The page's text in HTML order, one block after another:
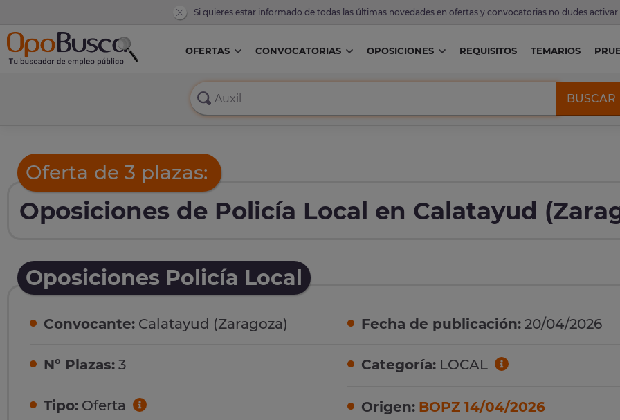
Si quieres estar informado de todas las últimas novedades en ofertas y convocatorias no dudes activar
OFERTAS CONVOCATORIAS OPOSICIONES REQUISITOS TEMARIOS
BUSCAR
Oferta de 3 plazas:
Oposiciones de Policía Local en Calatayud
Oposiciones Policía Local
Convocante: Calatayud (Zaragoza)
Nº Plazas: 3
Tipo: Oferta
Fecha de publicación: 20/04/2026
Categoría: LOCAL
Origen: BOPZ 14/04/2026